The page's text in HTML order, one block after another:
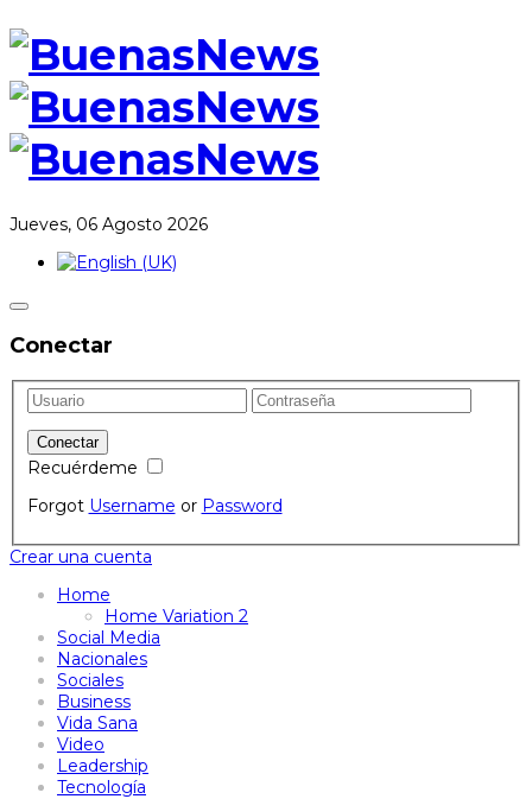
Jueves, 06 Agosto 2026
Conectar
Recuérdeme
Forgot Username or Password
Crear una cuenta
Home
Home Variation 2
Social Media
Nacionales
Sociales
Business
Vida Sana
Video
Leadership
Tecnología